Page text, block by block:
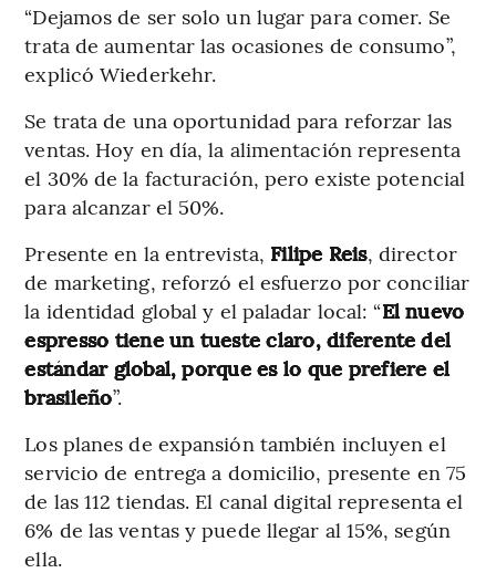
“Dejamos de ser solo un lugar para comer. Se
trata de aumentar las ocasiones de consumo”,
explicó Wiederkehr.
Se trata de una oportunidad para reforzar las
ventas. Hoy en día, la alimentación representa
el 30% de la facturación, pero existe potencial
para alcanzar el 50%.
Presente en la entrevista, Filipe Reis, director
de marketing, reforzó el esfuerzo por conciliar
la identidad global y el paladar local: “El nuevo
espresso tiene un tueste claro, diferente del
estándar global, porque es lo que prefiere el
brasileño”.
Los planes de expansión también incluyen el
servicio de entrega a domicilio, presente en 75
de las 112 tiendas. El canal digital representa el
6% de las ventas y puede llegar al 15%, según
ella.